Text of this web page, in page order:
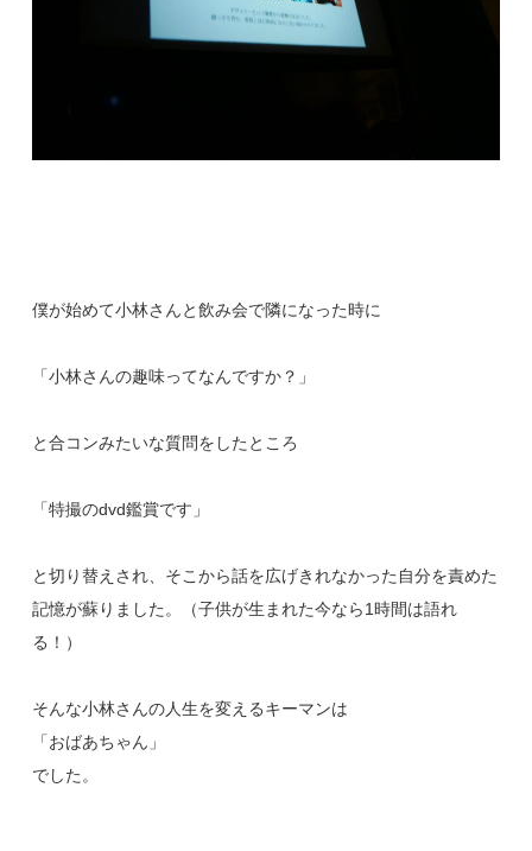
僕が始めて小林さんと飲み会で隣になった時に
「小林さんの趣味ってなんですか？」
と合コンみたいな質問をしたところ
「特撮のdvd鑑賞です」
と切り替えされ、そこから話を広げきれなかった自分を責めた
記憶が蘇りました。（子供が生まれた今なら1時間は語れ
る！）
そんな小林さんの人生を変えるキーマンは
「おばあちゃん」
でした。